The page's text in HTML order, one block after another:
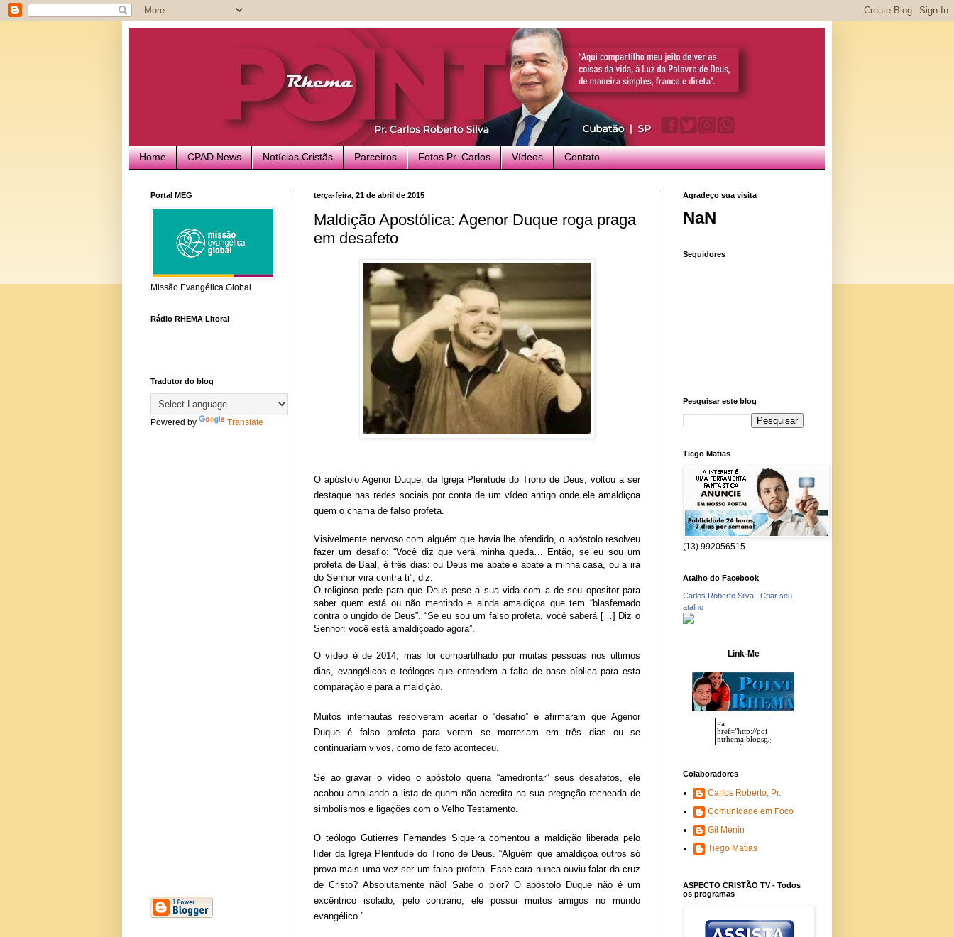
Home CPAD News Notícias Cristãs Parceiros Fotos Pr. Carlos Vídeos Contato
terça-feira, 21 de abril de 2015
Maldição Apostólica: Agenor Duque roga praga
em desafeto
O apóstolo Agenor Duque, da Igreja Plenitude do Trono de Deus, voltou a ser
destaque nas redes sociais por conta de um vídeo antigo onde ele amaldiçoa
quem o chama de falso profeta.
Visivelmente nervoso com alguém que havia lhe ofendido, o apóstolo resolveu
fazer um desafio: “Você diz que verá minha queda… Então, se eu sou um
profeta de Baal, é três dias: ou Deus me abate e abate a minha casa, ou a ira
do Senhor virá contra ti”, diz.
O religioso pede para que Deus pese a sua vida com a de seu opositor para
saber quem está ou não mentindo e ainda amaldiçoa que tem “blasfemado
contra o ungido de Deus”. “Se eu sou um falso profeta, você saberá […] Diz o
Senhor: você está amaldiçoado agora”.
O vídeo é de 2014, mas foi compartilhado por muitas pessoas nos últimos
dias, evangélicos e teólogos que entendem a falta de base bíblica para esta
comparação e para a maldição.
Muitos internautas resolveram aceitar o “desafio” e afirmaram que Agenor
Duque é falso profeta para verem se morreriam em três dias ou se
continuariam vivos, como de fato aconteceu.
Se ao gravar o vídeo o apóstolo queria “amedrontar” seus desafetos, ele
acabou ampliando a lista de quem não acredita na sua pregação recheada de
simbolismos e ligações com o Velho Testamento.
O teólogo Gutierres Fernandes Siqueira comentou a maldição liberada pelo
líder da Igreja Plenitude do Trono de Deus. “Alguém que amaldiçoa outros só
prova mais uma vez ser um falso profeta. Esse cara nunca ouviu falar da cruz
de Cristo? Absolutamente não! Sabe o pior? O apóstolo Duque não é um
excêntrico isolado, pelo contrário, ele possui muitos amigos no mundo
evangélico.”
Portal MEG
Missão Evangélica Global
Rádio RHEMA Litoral
Tradutor do blog
Powered by Translate
Agradeço sua visita
NaN
Seguidores
Pesquisar este blog
Tiego Matias
(13) 992056515
Atalho do Facebook
Carlos Roberto Silva | Criar seu
atalho
Link-Me
Colaboradores
Carlos Roberto, Pr.
Comunidade em Foco
Gil Menin
Tiego Matias
ASPECTO CRISTÃO TV - Todos
os programas